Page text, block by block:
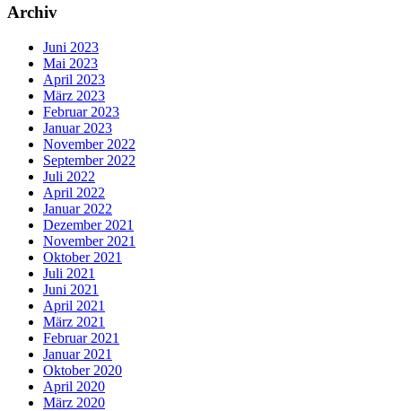
Archiv
Juni 2023
Mai 2023
April 2023
März 2023
Februar 2023
Januar 2023
November 2022
September 2022
Juli 2022
April 2022
Januar 2022
Dezember 2021
November 2021
Oktober 2021
Juli 2021
Juni 2021
April 2021
März 2021
Februar 2021
Januar 2021
Oktober 2020
April 2020
März 2020